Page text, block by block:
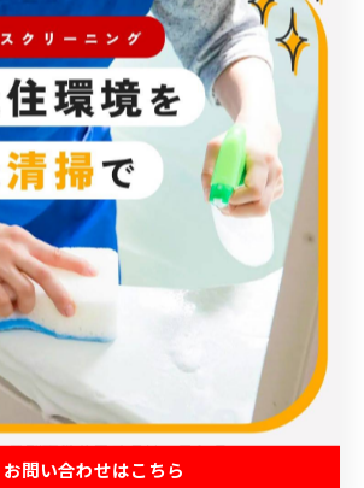
関連タグ
#ハウスクリーニング
カテゴリー Categories
全てのカテゴリー
春日部市のハウスクリーニング
草加市のハウスクリーニング
お問い合わせはこちら